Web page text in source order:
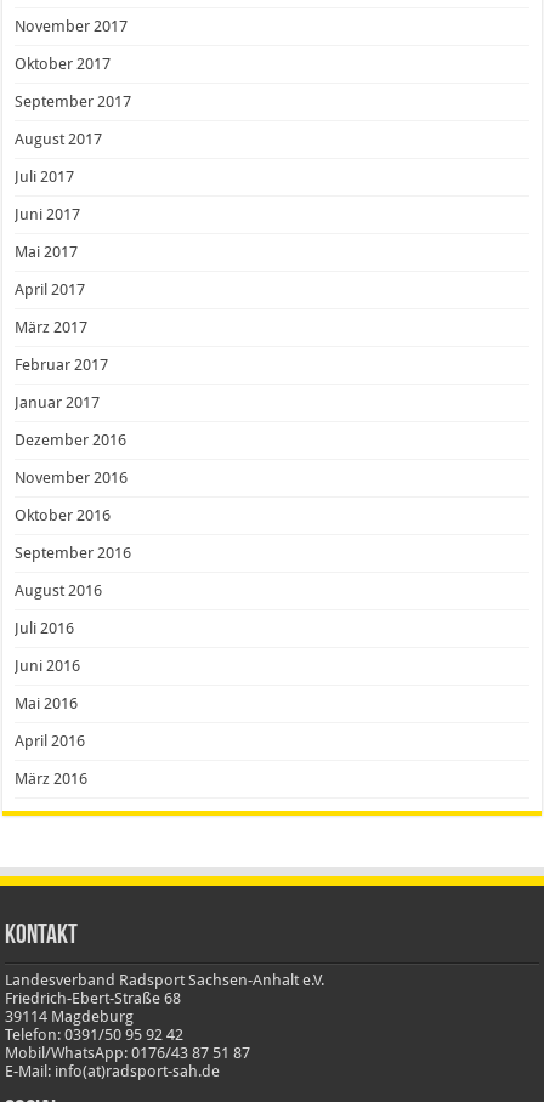
November 2017
Oktober 2017
September 2017
August 2017
Juli 2017
Juni 2017
Mai 2017
April 2017
März 2017
Februar 2017
Januar 2017
Dezember 2016
November 2016
Oktober 2016
September 2016
August 2016
Juli 2016
Juni 2016
Mai 2016
April 2016
März 2016
Kontakt
Landesverband Radsport Sachsen-Anhalt e.V.
Friedrich-Ebert-Straße 68
39114 Magdeburg
Telefon: 0391/50 95 92 42
Mobil/WhatsApp: 0176/43 87 51 87
E-Mail: info(at)radsport-sah.de